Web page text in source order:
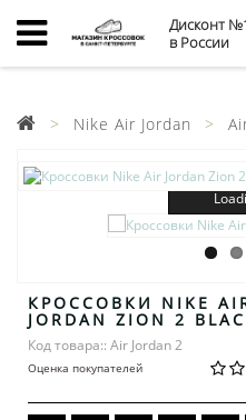
Дисконт
в России
Nike Air Jordan
КРОССОВКИ NIKE
JORDAN ZION 2
Код товара:: Air Jordan 2
Оценка покупателей